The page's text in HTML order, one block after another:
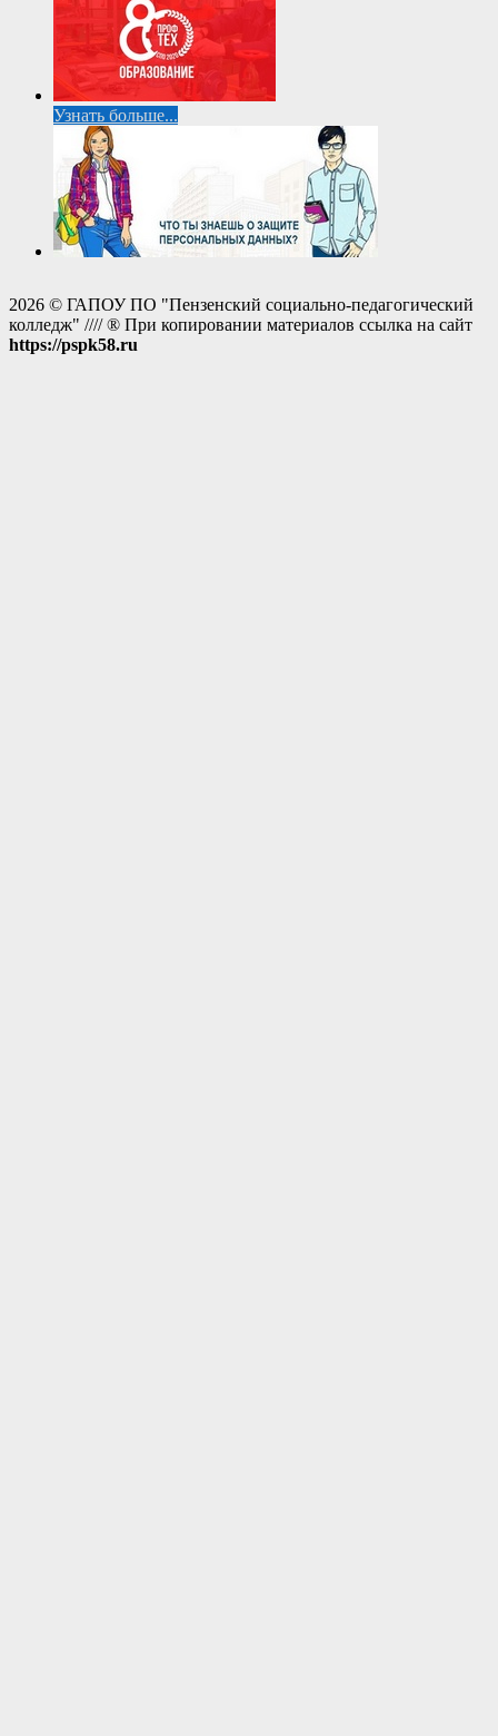
Узнать больше...
2026 © ГАПОУ ПО "Пензенский социально-педагогический
колледж" //// ® При копировании материалов ссылка на сайт
https://pspk58.ru